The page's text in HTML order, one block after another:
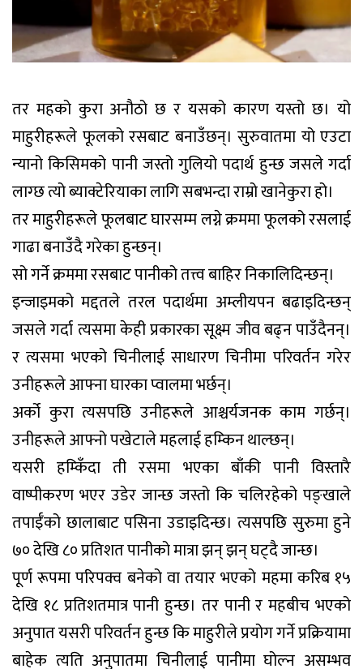
तर महको कुरा अनौठो छ र यसको कारण यस्तो छ। यो
माहुरीहरूले फूलको रसबाट बनाउँछन्। सुरुवातमा यो एउटा
न्यानो किसिमको पानी जस्तो गुलियो पदार्थ हुन्छ जसले गर्दा
लाग्छ त्यो ब्याक्टेरियाका लागि सबभन्दा राम्रो खानेकुरा हो।
तर माहुरीहरूले फूलबाट घारसम्म लग्ने क्रममा फूलको रसलाई
गाढा बनाउँदै गरेका हुन्छन्।
सो गर्ने क्रममा रसबाट पानीको तत्त्व बाहिर निकालिदिन्छन्।
इन्जाइमको मद्दतले तरल पदार्थमा अम्लीयपन बढाइदिन्छन्
जसले गर्दा त्यसमा केही प्रकारका सूक्ष्म जीव बढ्न पाउँदैनन्।
र त्यसमा भएको चिनीलाई साधारण चिनीमा परिवर्तन गरेर
उनीहरूले आफ्ना घारका प्वालमा भर्छन्।
अर्को कुरा त्यसपछि उनीहरूले आश्चर्यजनक काम गर्छन्।
उनीहरूले आफ्नो पखेटाले महलाई हम्किन थाल्छन्।
यसरी हम्किँदा ती रसमा भएका बाँकी पानी विस्तारै
वाष्पीकरण भएर उडेर जान्छ जस्तो कि चलिरहेको पङ्खाले
तपाईँको छालाबाट पसिना उडाइदिन्छ। त्यसपछि सुरुमा हुने
७० देखि ८० प्रतिशत पानीको मात्रा झन् झन् घट्दै जान्छ।
पूर्ण रूपमा परिपक्व बनेको वा तयार भएको महमा करिब १५
देखि १८ प्रतिशतमात्र पानी हुन्छ। तर पानी र महबीच भएको
अनुपात यसरी परिवर्तन हुन्छ कि माहुरीले प्रयोग गर्ने प्रक्रियामा
बाहेक त्यति अनुपातमा चिनीलाई पानीमा घोल्न असम्भव